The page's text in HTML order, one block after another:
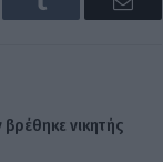
Tumblr Email
βρέθηκε νικητής